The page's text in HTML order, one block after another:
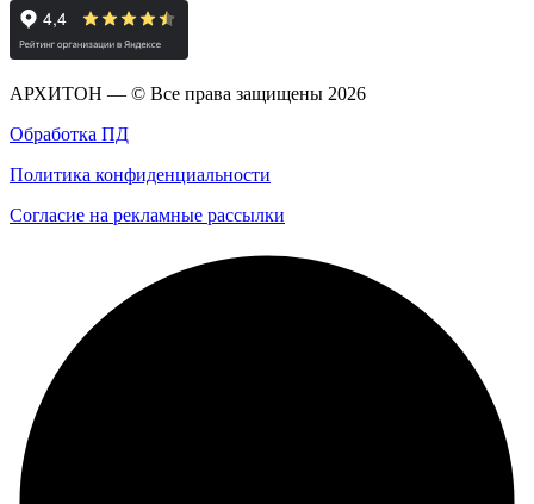
АРХИТОН — © Все права защищены 2026
Обработка ПД
Политика конфиденциальности
Согласие на рекламные рассылки